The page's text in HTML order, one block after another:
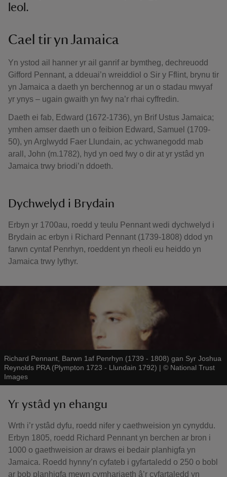
leol.
Cael tir yn Jamaica
Yn ystod ail hanner yr ail ganrif ar bymtheg, dechreuodd
Gifford Pennant, a ddeuai’n wreiddiol o Sir y Fflint, brynu tir
yn Jamaica a daeth yn berchennog ar un o stadau mwyaf
yr ynys – ugain gwaith yn fwy na’r rhai cyffredin.
Daeth ei fab, Edward (1672-1736), yn Brif Ustus Jamaica;
ymhen amser daeth un o feibion Edward, Samuel (1709-
50), yn Arglwydd Faer Llundain, ac ychwanegodd mab
arall, John (m.1782), hyd yn oed fwy o dir at yr ystâd yn
Jamaica trwy briodi’n ddoeth.
Dychwelyd i Brydain
Erbyn yr 1700au, roedd y teulu Pennant wedi dychwelyd i
Brydain ac erbyn i Richard Pennant (1739-1808) ddod yn
farwn cyntaf Penrhyn, roeddent yn rheoli eu heiddo yn
Jamaica trwy lythyr.
Richard Pennant, Barwn 1af Penrhyn (1739 - 1808) gan Syr Joshua
Reynolds PRA (Plympton 1723 - Llundain 1792) | © National Trust
Images
Yr ystâd yn ehangu
Wrth i’r ystâd dyfu, roedd nifer y caethweision yn cynyddu.
Erbyn 1805, roedd Richard Pennant yn berchen ar bron i
1000 o gaethweision ar draws ei bedair planhigfa yn
Jamaica. Roedd hynny’n cyfateb i gyfartaledd o 250 o bobl
ar bob planhigfa mewn cymhariaeth â’r cyfartaledd yn